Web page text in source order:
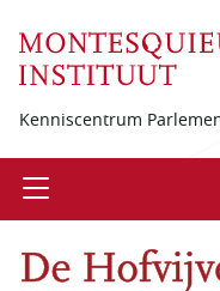
Kenniscentrum
Open